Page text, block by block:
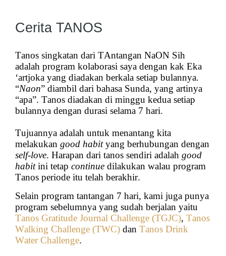
Cerita TANOS
Tanos singkatan dari TAntangan NaON Sih
adalah program kolaborasi saya dengan kak Eka
‘artjoka yang diadakan berkala setiap bulannya.
“Naon” diambil dari bahasa Sunda, yang artinya
“apa”. Tanos diadakan di minggu kedua setiap
bulannya dengan durasi selama 7 hari.
Tujuannya adalah untuk menantang kita
melakukan good habityang berhubungan dengan
self-love. Harapan dari tanos sendiri adalah good
habitini tetap continue dilakukan walau program
Tanos periode itu telah berakhir.
Selain program tantangan 7 hari, kami juga punya
program sebelumnya yang sudah berjalan yaitu
Tanos Gratitude Journal Challenge (TGJC), Tanos
Walking Challenge (TWC) dan Tanos Drink
Water Challenge.